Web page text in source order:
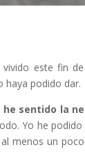
este fin
haya podido dar.
sentido la
Yo he
menos un